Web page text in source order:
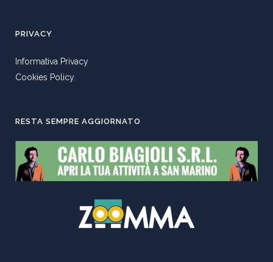
PRIVACY
Informativa Privacy
Cookies Policy
RESTA SEMPRE AGGIORNATO